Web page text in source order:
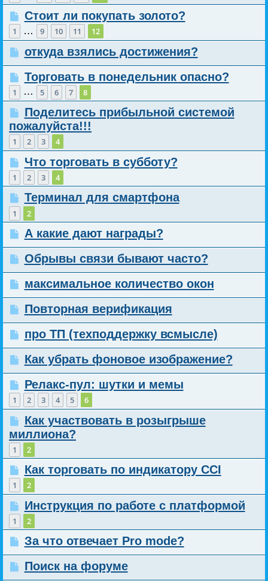
Стоит ли покупать золото?
1 … 9 10 11 12
откуда взялись достижения?
Торговать в понедельник опасно?
1 … 5 6 7 8
Поделитесь прибыльной системой
пожалуйста!!!
1 2 3 4
Что торговать в субботу?
1 2 3 4
Терминал для смартфона
1 2
А какие дают награды?
Обрывы связи бывают часто?
максимальное количество окон
Повторная верификация
про ТП (техподдержку всмысле)
Как убрать фоновое изображение?
Релакс-пул: шутки и мемы
1 2 3 4 5 6
Как участвовать в розыгрыше
миллиона?
1 2
Как торговать по индикатору CCI
1 2
Инструкция по работе с платформой
1 2
За что отвечает Pro mode?
Поиск на форуме